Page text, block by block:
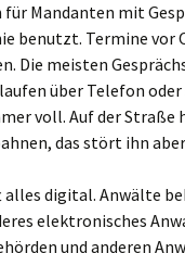
für Mandanten mit
benutzt. Termine vor
Die meisten
über Telefon oder
voll. Auf der Straße
das stört ihn
digital. Anwälte
elektronisches
und anderen